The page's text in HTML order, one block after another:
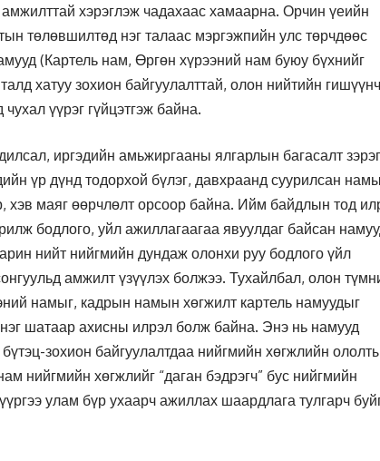
хэрэглэж чадахаас хамаарна. Орчин үеийн
төлөвшилтөд нэг талаас мэргэжпийн улс төрчдөөс
(Картель нам, Өргөн хүрээний нам буюу бүхнийг
хатуу зохион байгуулалттай, олон нийтийн
үүрэг гүйцэтгэж байна.
иргэдийн амьжиргааны ялгарлын багасалт зэрэг
үр дүнд тодорхой бүлэг, давхраанд суурилсан
хэв маяг өөрчлөлт орсоор байна. Ийм байдлын тод
бодлого, уйл ажиллагаагаа явуулдаг байсан
нийт нийгмийн дундаж олонхи руу бодлого үйл
амжилт үзүүлэх болжээ. Тухайлбал, олон
намыг, кадрын намын хөгжилт картель намуудыг
шатаар ахисны илрэл болж байна. Энэ нь намууд
зохион байгуулалтдаа нийгмийн хөгжлийн
нийгмийн хөгжлийг “даган бэдрэгч” бус нийгмийн
улам бүр ухаарч ажиллах шаардлага тулгарч